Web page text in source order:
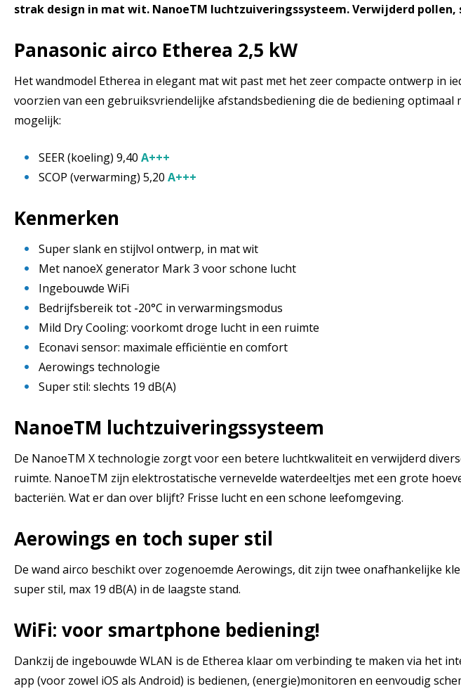
strak design in mat wit. NanoeTM luchtzuiveringssysteem. Verwijderd pollen,
Panasonic airco Etherea 2,5 kW
Het wandmodel Etherea in elegant mat wit past met het zeer compacte ontwerp
voorzien van een gebruiksvriendelijke afstandsbediening die de bediening
mogelijk:
SEER (koeling) 9,40 A+++
SCOP (verwarming) 5,20 A+++
Kenmerken
Super slank en stijlvol ontwerp, in mat wit
Met nanoeX generator Mark 3 voor schone lucht
Ingebouwde WiFi
Bedrijfsbereik tot -20°C in verwarmingsmodus
Mild Dry Cooling: voorkomt droge lucht in een ruimte
Econavi sensor: maximale efficiëntie en comfort
Aerowings technologie
Super stil: slechts 19 dB(A)
NanoeTM luchtzuiveringssysteem
De NanoeTM X technologie zorgt voor een betere luchtkwaliteit en verwijderd
ruimte. NanoeTM zijn elektrostatische vernevelde waterdeeltjes met een grote
bacteriën. Wat er dan over blijft? Frisse lucht en een schone leefomgeving.
Aerowings en toch super stil
De wand airco beschikt over zogenoemde Aerowings, dit zijn twee onafhankelijke
super stil, max 19 dB(A) in de laagste stand.
WiFi: voor smartphone bediening!
Dankzij de ingebouwde WLAN is de Etherea klaar om verbinding te maken via het
app (voor zowel iOS als Android) is bedienen, (energie)monitoren en eenvoudig